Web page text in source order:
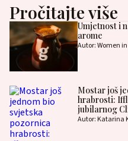
Pročitajte više
Umjetnost i
arome
Autor: Women
Mostar još
hrabrosti:
jubilarnog
Autor: Katarina